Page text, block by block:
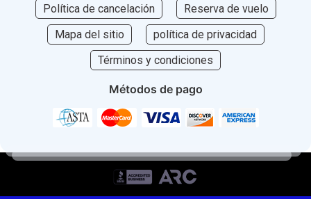
Política de cancelación
Reserva de vuelo
Mapa del sitio
política de privacidad
Términos y condiciones
Métodos de pago